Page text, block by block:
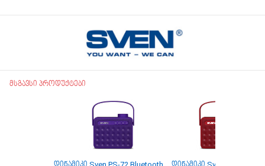
მსგავსი პროდუქტები